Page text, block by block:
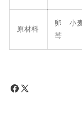
原材料
卵 小
苺